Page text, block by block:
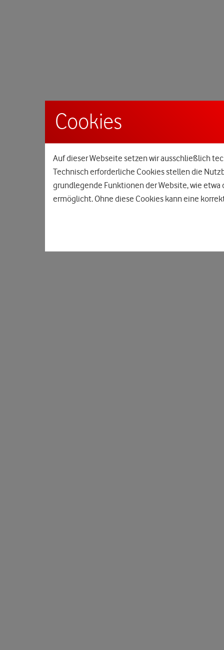
Cookies
Auf dieser Webseite setzen wir ausschließlich
Technisch erforderliche Cookies stellen die
grundlegende Funktionen der Website, wie
ermöglicht. Ohne diese Cookies kann eine